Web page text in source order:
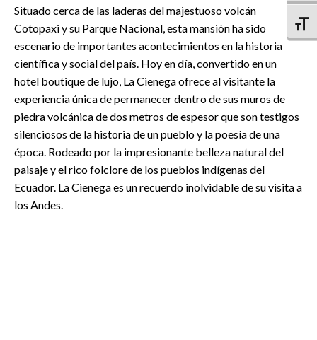
Situado cerca de las laderas del majestuoso volcán
Cotopaxi y su Parque Nacional, esta mansión ha sido
escenario de importantes acontecimientos en la historia
científica y social del país. Hoy en día, convertido en un
hotel boutique de lujo, La Cienega ofrece al visitante la
experiencia única de permanecer dentro de sus muros de
piedra volcánica de dos metros de espesor que son testigos
silenciosos de la historia de un pueblo y la poesía de una
época. Rodeado por la impresionante belleza natural del
paisaje y el rico folclore de los pueblos indígenas del
Ecuador. La Cienega es un recuerdo inolvidable de su visita a
los Andes.